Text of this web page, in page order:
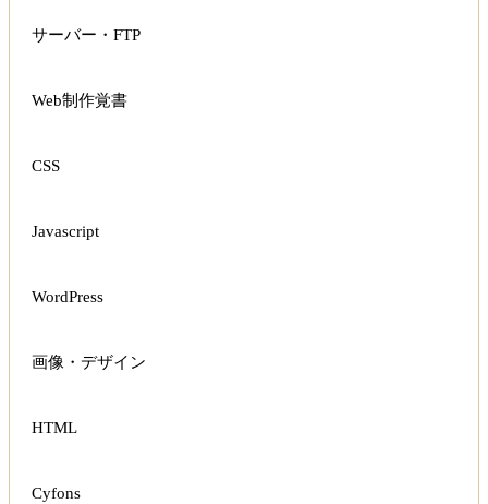
サーバー・FTP
Web制作覚書
CSS
Javascript
WordPress
画像・デザイン
HTML
Cyfons